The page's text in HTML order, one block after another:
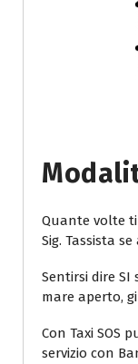
Quante volte
Sig. Tassista
Sentirsi dire
mare aperto,
Con Taxi SOS
servizio con